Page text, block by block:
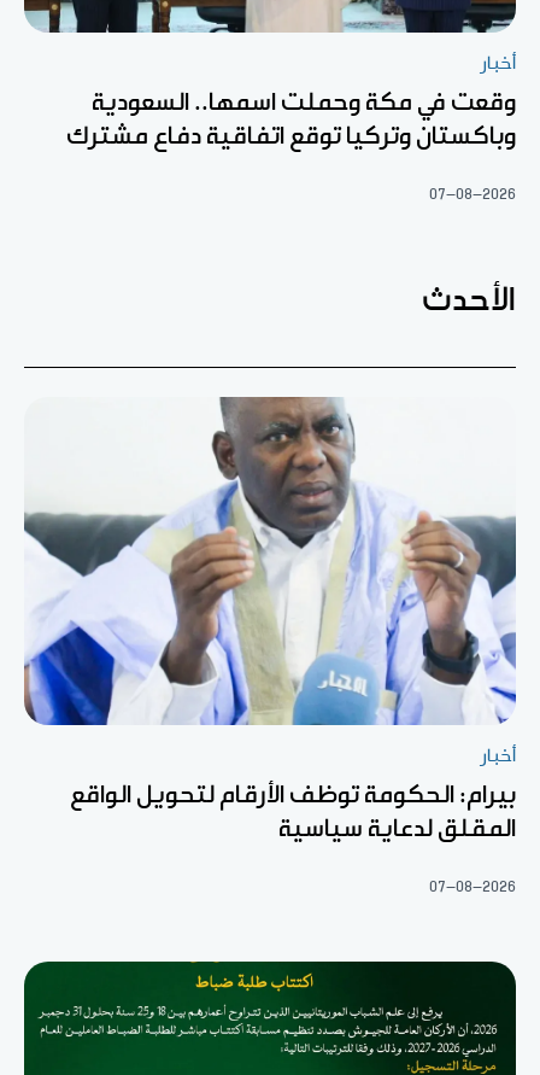
أخبار
وقعت في مكة وحملت اسمها.. السعودية
وباكستان وتركيا توقع اتفاقية دفاع مشترك
07-08-2026
الأحدث
أخبار
بيرام: الحكومة توظف الأرقام لتحويل الواقع
المقلق لدعاية سياسية
07-08-2026